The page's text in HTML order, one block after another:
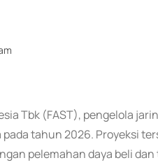
Tbk (FAST), pengelola
tahun 2026. Proyeksi
pelemahan daya beli